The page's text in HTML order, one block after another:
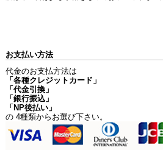
お支払い方法
代金のお支払方法は
「各種クレジットカード」
「代金引換」
「銀行振込」
「NP後払い」
の 4種類からお選び下さい。